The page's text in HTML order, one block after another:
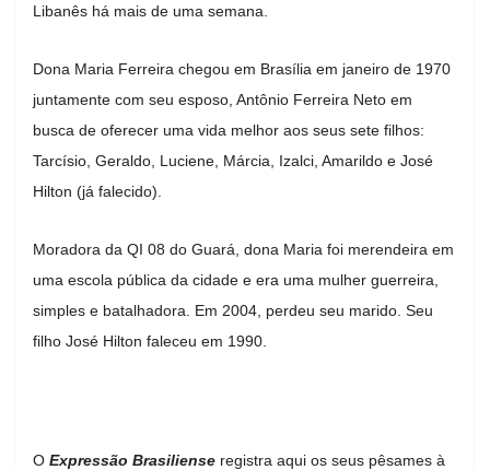
Libanês há mais de uma semana.
Dona Maria Ferreira chegou em Brasília em janeiro de 1970
juntamente com seu esposo, Antônio Ferreira Neto em
busca de oferecer uma vida melhor aos seus sete filhos:
Tarcísio, Geraldo, Luciene, Márcia, Izalci, Amarildo e José
Hilton (já falecido).
Moradora da QI 08 do Guará, dona Maria foi merendeira em
uma escola pública da cidade e era uma mulher guerreira,
simples e batalhadora. Em 2004, perdeu seu marido. Seu
filho José Hilton faleceu em 1990.
O Expressão Brasiliense registra aqui os seus pêsames à